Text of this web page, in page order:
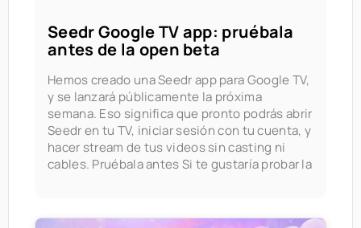
Seedr Google TV app: pruébala
antes de la open beta
Hemos creado una Seedr app para Google TV,
y se lanzará públicamente la próxima
semana. Eso significa que pronto podrás abrir
Seedr en tu TV, iniciar sesión con tu cuenta, y
hacer stream de tus videos sin casting ni
cables. Pruébala antes Si te gustaría probar la